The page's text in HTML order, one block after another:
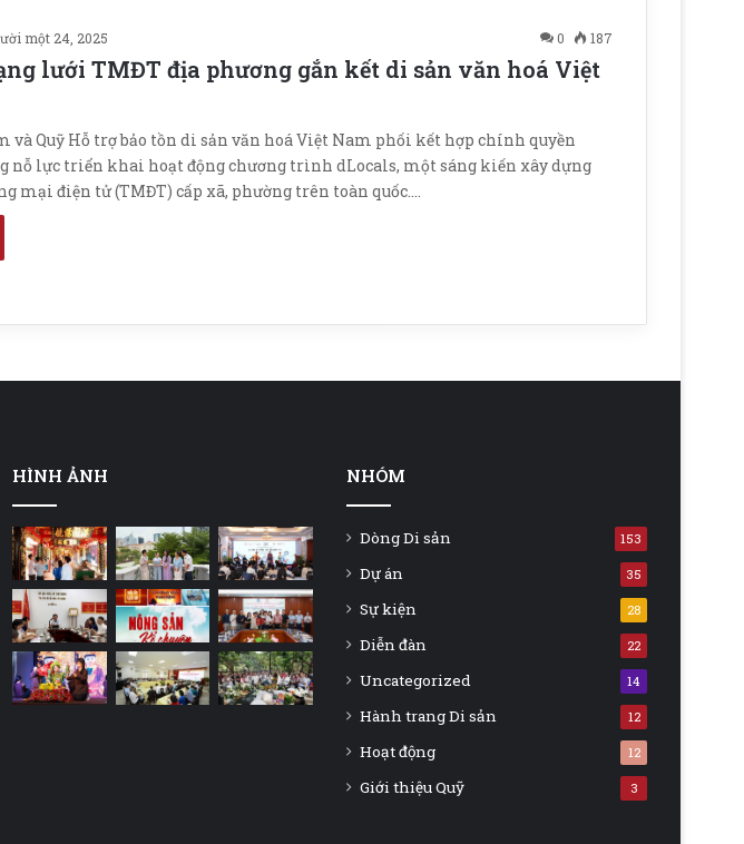
một 24, 2025 0 187
lưới TMĐT địa phương gắn kết di sản văn hoá Việt
và Quỹ Hỗ trợ bảo tồn di sản văn hoá Việt Nam phối kết hợp chính quyền
nỗ lực triển khai hoạt động chương trình dLocals, một sáng kiến xây dựng
mại điện tử (TMĐT) cấp xã, phường trên toàn quốc.…
HÌNH ẢNH NHÓM
Dòng Di sản 153
Dự án 35
Sự kiện 28
Diễn đàn 22
Uncategorized 14
Hành trang Di sản 12
Hoạt động 12
Giới thiệu Quỹ 3